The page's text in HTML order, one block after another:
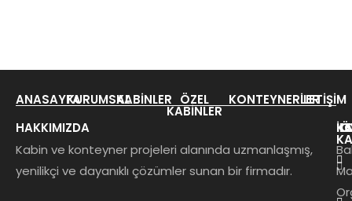
ANASAYFAKURUMSALKABINLER ÖZEL
KABINLER
KONTEYNERLERİLETIŞIM
HAKKIMIZDA
Kabin ve konteyner projeleri alanında uzmanlaşmış,
yenilikçi ve dayanıklı çözümler sunan bir firmadır.